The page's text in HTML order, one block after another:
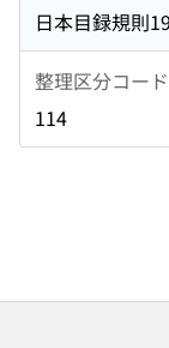
日本目録規則
整理区分コード
114